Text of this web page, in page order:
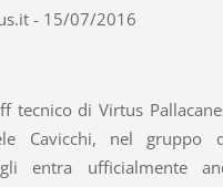
- 15/07/2016
tecnico di Virtus
Cavicchi, nel gruppo
entra ufficialmente